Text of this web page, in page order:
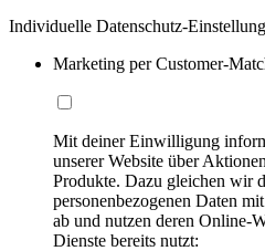
Individuelle Datenschutz-
Marketing per Customer-
Mit deiner Einwilligung
unserer Website über
Produkte. Dazu gleichen wir
personenbezogenen Daten
ab und nutzen deren Online-
Dienste bereits nutzt: